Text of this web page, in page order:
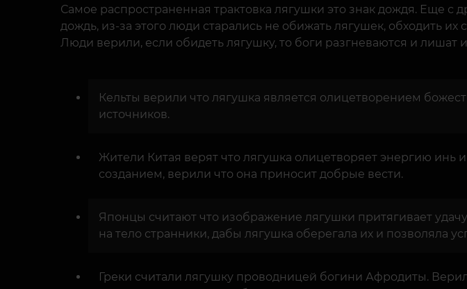
Самое распространенная трактовка лягушки это знак дождя. Еще
дождь, из-за этого люди старались не обижать лягушек, обходить
Люди верили, если обидеть лягушку, то боги разгневаются и лишат
Кельты верили что лягушка является олицетворением
источников.
Жители Китая верят что лягушка олицетворяет энергию
созданием, верили что она приносит добрые вести.
Японцы считают что изображение лягушки притягивает
на тело странники, дабы лягушка оберегала их и позволяла
Греки считали лягушку проводницей богини Афродиты.